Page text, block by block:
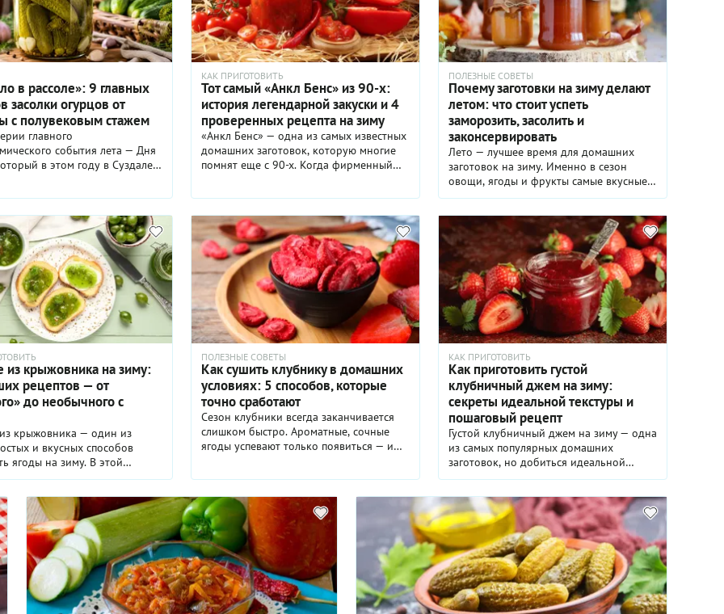
в рассоле»: 9 главных
засолки огурцов от
с полувековым стажем
главного
события лета — Дня
в этом году в Суздале
Многолетний опыт (почти
выращивания и закатки
позволил Зинаиде Николаевне
особый подход к этому
— секретами приготовления
солёных и маринованных
с Гастроном.ру
Санкт-Петербурга.
КАК ПРИГОТОВИТЬ
Тот самый «Анкл Бенс» из 90-х:
история легендарной закуски и 4
проверенных рецепта на зиму
«Анкл Бенс» — одна из самых известных
домашних заготовок, которую многие
помнят еще с 90-х. Когда фирменный
закуску с кабачками, перцем, томатами
и узнаваемым кисло-сладким вкусом.
Рассказываем, откуда появился
легендарный «Анкл Бенс», почему его
до сих пор готовят на зиму, и делимся
несколькими проверенными рецептами,
которые легко повторить дома.
ПОЛЕЗНЫЕ СОВЕТЫ
Почему заготовки на зиму делают
летом: что стоит успеть
заморозить, засолить и
законсервировать
Лето — лучшее время для домашних
заготовок на зиму. Именно в сезон
овощи, ягоды и фрукты самые вкусные,
полезные и доступные по цене.
откладывать консервацию на осень,
какие продукты заготавливают в июле и
августе, а также как сохранить урожай с
максимальной пользой.
из крыжовника на зиму:
рецептов — от
до необычного с
крыжовника — один из
и вкусных способов
ягоды на зиму. В этой
вы найдете 11 проверенных
«царского» десерта до
вариантов с цитрусовыми,
даже с луком. Рассказываем,
варенье из крыжовника
условиях, какие ягоды
как добиться идеальной
и вкуса.
ПОЛЕЗНЫЕ СОВЕТЫ
Как сушить клубнику в домашних
условиях: 5 способов, которые
точно сработают
Сезон клубники всегда заканчивается
слишком быстро. Ароматные, сочные
ягоды успевают только появиться — и
сушка — идеальный компромисс.
Минимум сахара, максимум пользы и
универсальность в применении: в чай, в
выпечку, в каши и даже просто как
полезные снеки. Главное — выбрать
правильный способ. Разбираемся, как
сушить клубнику дома, чтобы она
сохранила вкус, аромат и витамины.
КАК ПРИГОТОВИТЬ
Как приготовить густой
клубничный джем на зиму:
секреты идеальной текстуры и
пошаговый рецепт
Густой клубничный джем на зиму — одна
из самых популярных домашних
заготовок, но добиться идеальной
текстуры получается не всегда. В этом
выбрать клубнику, подготовить ягоды и
загустить джем — с пектином, агар-
агаром или без добавок. Делимся
проверенными способами и пошаговым
рецептом, чтобы джем получился
ароматным, насыщенным и по-
настоящему густым.